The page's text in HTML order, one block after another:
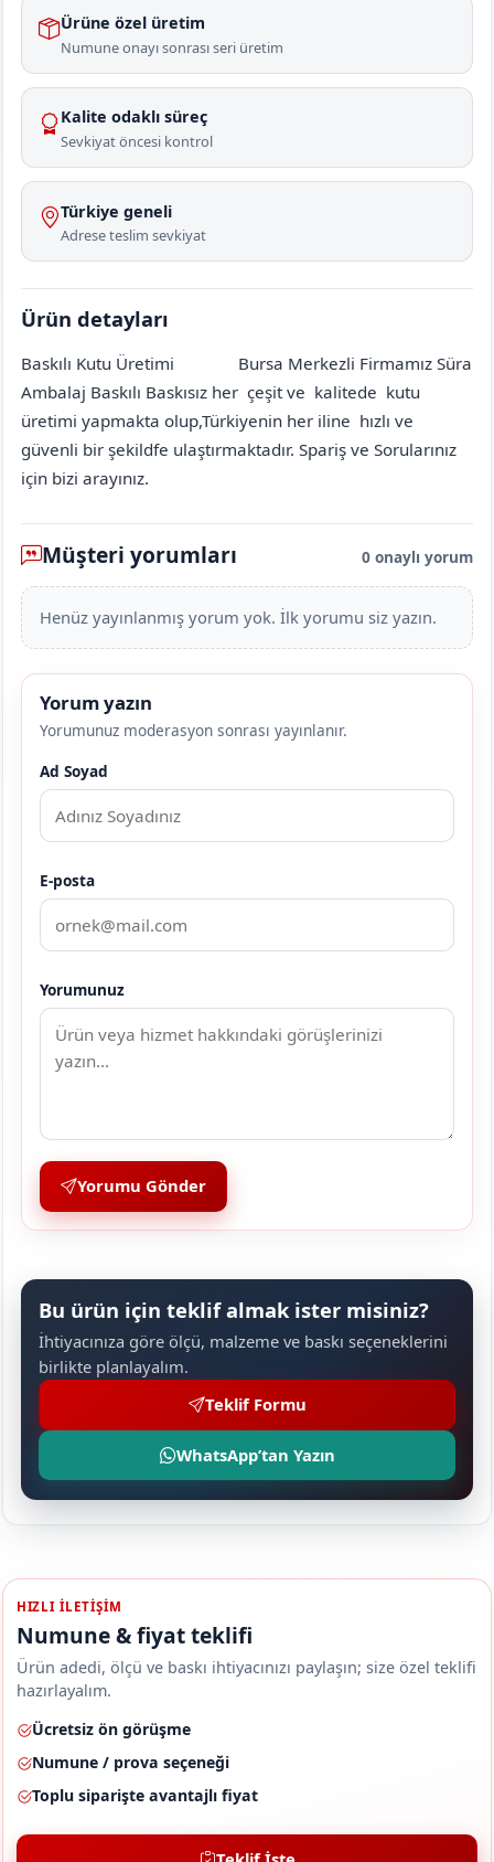
Ürüne özel üretim
Numune onayı sonrası seri üretim
Kalite odaklı süreç
Sevkiyat öncesi kontrol
Türkiye geneli
Adrese teslim sevkiyat
Ürün detayları
Baskılı Kutu Üretimi
Bursa Merkezli Firmamız Süra
Ambalaj Baskılı Baskısız her çeşit ve kalitede kutu
üretimi yapmakta olup,Türkiyenin her iline hızlı ve
güvenli bir şekildfe ulaştırmaktadır. Spariş ve Sorularınız
için bizi arayınız.
Müşteri yorumları 0 onaylı yorum
Henüz yayınlanmış yorum yok. İlk yorumu siz yazın.
Yorum yazın
Yorumunuz moderasyon sonrası yayınlanır.
Ad Soyad
E-posta
Yorumunuz
Yorumu Gönder
Bu ürün için teklif almak ister misiniz?
İhtiyacınıza göre ölçü, malzeme ve baskı seçeneklerini
birlikte planlayalım.
Teklif Formu
WhatsApp’tan Yazın
HIZLI ILETIŞIM
Numune & fiyat teklifi
Ürün adedi, ölçü ve baskı ihtiyacınızı paylaşın; size özel teklifi
hazırlayalım.
Ücretsiz ön görüşme
Numune / prova seçeneği
Toplu siparişte avantajlı fiyat